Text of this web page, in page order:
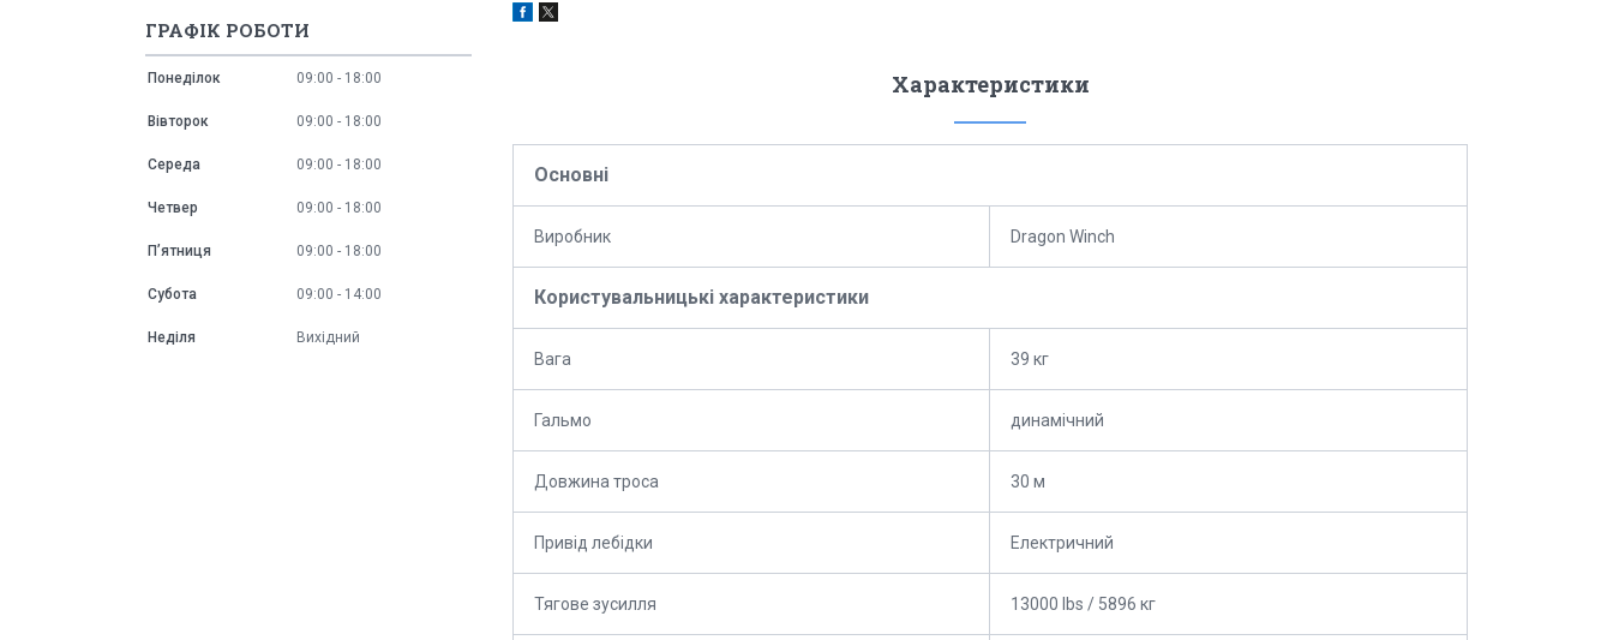
Характеристики
Основні
Виробник Dragon Winch
Користувальницькі характеристики
Вага 39 кг
Гальмо динамічний
Довжина троса 30 м
Привід лебідки Електричний
Тягове зусилля 13000 lbs / 5896 кг
ГРАФІК РОБОТИ
Понеділок 09:00 18:00
Вівторок 09:00 18:00
Середа 09:00 18:00
Четвер 09:00 18:00
Пʼятниця 09:00 18:00
Субота 09:00 14:00
Неділя Вихідний